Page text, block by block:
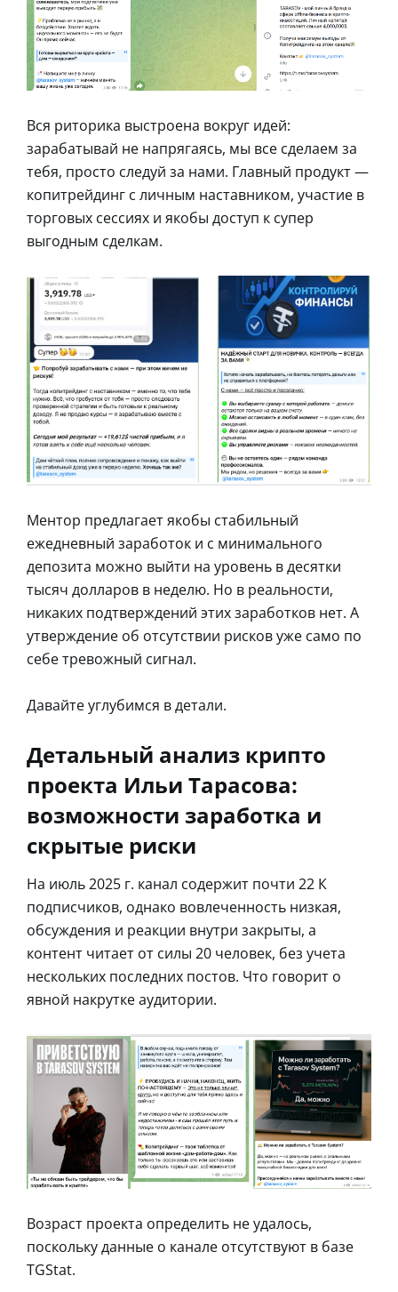
Вся риторика выстроена вокруг идей:
зарабатывай не напрягаясь, мы все сделаем за
тебя, просто следуй за нами. Главный продукт —
копитрейдинг с личным наставником, участие в
торговых сессиях и якобы доступ к супер
выгодным сделкам.
Ментор предлагает якобы стабильный
ежедневный заработок и с минимального
депозита можно выйти на уровень в десятки
тысяч долларов в неделю. Но в реальности,
никаких подтверждений этих заработков нет. А
утверждение об отсутствии рисков уже само по
себе тревожный сигнал.
Давайте углубимся в детали.
Детальный анализ крипто
проекта Ильи Тарасова:
возможности заработка и
скрытые риски
На июль 2025 г. канал содержит почти 22 К
подписчиков, однако вовлеченность низкая,
обсуждения и реакции внутри закрыты, а
контент читает от силы 20 человек, без учета
нескольких последних постов. Что говорит о
явной накрутке аудитории.
Возраст проекта определить не удалось,
поскольку данные о канале отсутствуют в базе
TGStat.